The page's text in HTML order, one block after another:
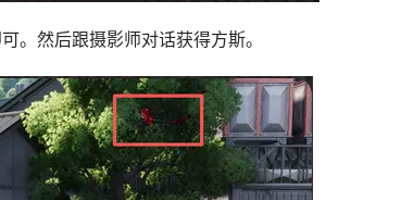
。然后跟摄影师对话获得方斯。